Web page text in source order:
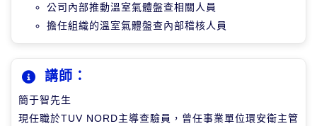
公司內部推動溫室氣體盤查相關人員
擔任組織的溫室氣體盤查內部稽核人員
講師：
簡于智先生
現任職於TUV NORD主導查驗員，曾任事業單位環安衛主管